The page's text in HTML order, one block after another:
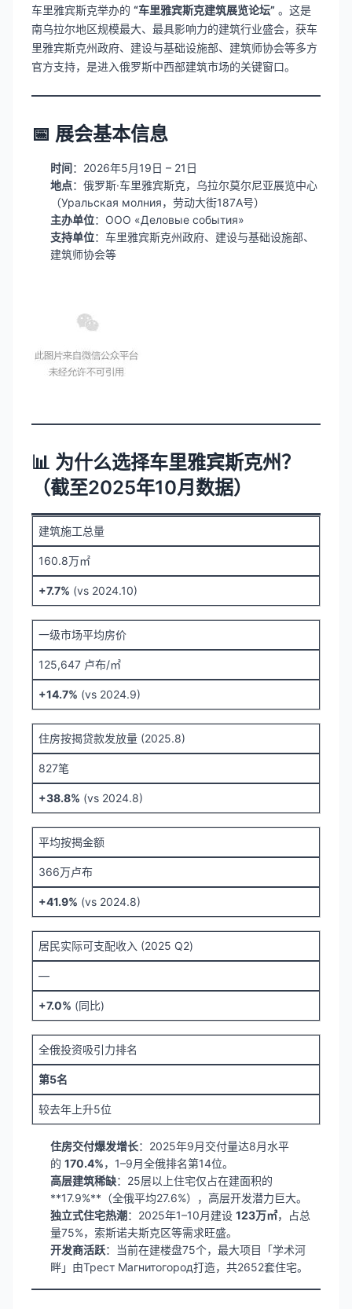
车里雅宾斯克举办的 “车里雅宾斯克建筑展览论坛” 。这是
南乌拉尔地区规模最大、最具影响力的建筑行业盛会，获车
里雅宾斯克州政府、建设与基础设施部、建筑师协会等多方
官方支持，是进入俄罗斯中西部建筑市场的关键窗口。
📅 展会基本信息
时间：2026年5月19日 – 21日
地点：俄罗斯·车里雅宾斯克，乌拉尔莫尔尼亚展览中心
（Уральская молния，劳动大街187A号）
主办单位：ООО «Деловые события»
支持单位：车里雅宾斯克州政府、建设与基础设施部、
建筑师协会等
📊 为什么选择车里雅宾斯克州？
（截至2025年10月数据）
建筑施工总量
160.8万㎡
+7.7% (vs 2024.10)
一级市场平均房价
125,647 卢布/㎡
+14.7% (vs 2024.9)
住房按揭贷款发放量 (2025.8)
827笔
+38.8% (vs 2024.8)
平均按揭金额
366万卢布
+41.9% (vs 2024.8)
居民实际可支配收入 (2025 Q2)
—
+7.0% (同比)
全俄投资吸引力排名
第5名
较去年上升5位
住房交付爆发增长：2025年9月交付量达8月水平
的 170.4%，1–9月全俄排名第14位。
高层建筑稀缺：25层以上住宅仅占在建面积的
**17.9%**（全俄平均27.6%），高层开发潜力巨大。
独立式住宅热潮：2025年1–10月建设 123万㎡，占总
量75%，索斯诺夫斯克区等需求旺盛。
开发商活跃：当前在建楼盘75个，最大项目「学术河
畔」由Трест Магнитогород打造，共2652套住宅。